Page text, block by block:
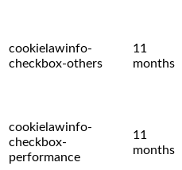
cookielawinfo-
checkbox-others
11
months
cookielawinfo-
checkbox-
performance
11
months